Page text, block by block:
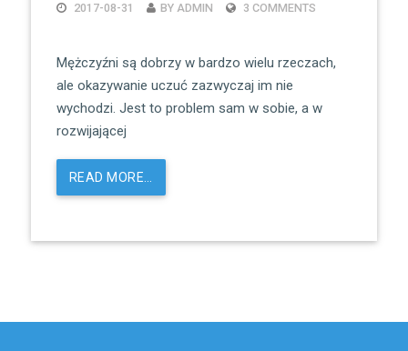
2017-08-31 BY ADMIN 3 COMMENTS
Mężczyźni są dobrzy w bardzo wielu rzeczach,
ale okazywanie uczuć zazwyczaj im nie
wychodzi. Jest to problem sam w sobie, a w
rozwijającej
READ MORE…